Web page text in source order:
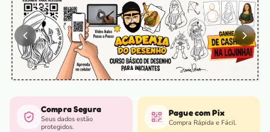
Compra Segura
Seus dados estão
protegidos.
Pague com Pix
Compra Rápida e Fácil.